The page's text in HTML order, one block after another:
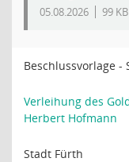
05.08.2026 99 KB
Beschlussvorlage -
Verleihung des
Herbert Hofmann
Stadt Fürth